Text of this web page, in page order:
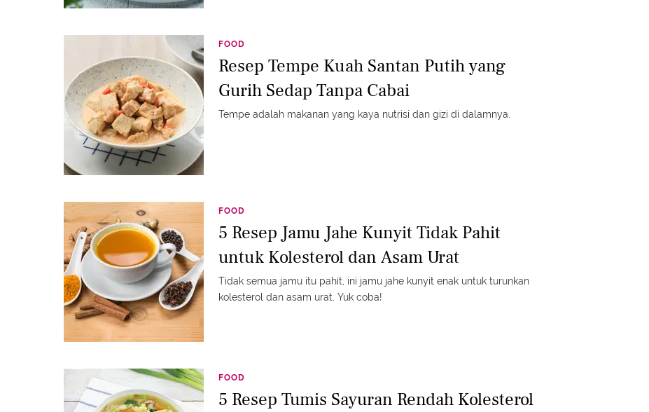
FOOD
Resep Tempe Kuah Santan Putih yang
Gurih Sedap Tanpa Cabai
Tempe adalah makanan yang kaya nutrisi dan gizi di dalamnya.
FOOD
5 Resep Jamu Jahe Kunyit Tidak Pahit
untuk Kolesterol dan Asam Urat
Tidak semua jamu itu pahit, ini jamu jahe kunyit enak untuk turunkan
kolesterol dan asam urat. Yuk coba!
FOOD
5 Resep Tumis Sayuran Rendah Kolesterol